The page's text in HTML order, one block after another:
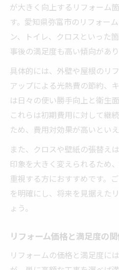
が大きく向上するリフォーム
す。愛知県弥富市のリフォー
ン、トイレ、クロスといった
事後の満足度も高い傾向があり
具体的には、外壁や屋根のリ
アップによる光熱費の節約、
は日々の使い勝手向上と衛生
これらは初期費用に対して継
ため、費用対効果が高いといえ
また、クロスや壁紙の張替え
印象を大きく変えられるため
重視する方におすすめです。
を明確にし、将来を見据えた
ょう。
リフォーム価格と満足度の
リフォームの価格と満足度に